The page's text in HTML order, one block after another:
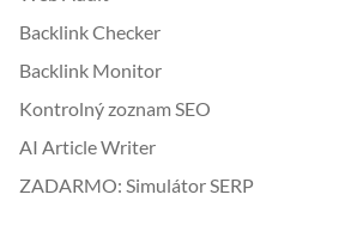
Backlink Checker
Backlink Monitor
Kontrolný zoznam SEO
AI Article Writer
ZADARMO: Simulátor SERP